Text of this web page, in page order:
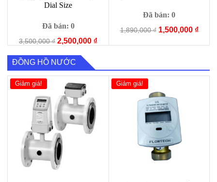
Dial Size
Đã bán: 0
3,500,000₫ Giá
là:
3,500,000 ₫.
2,500,000 ₫Giá
là:
2,500,000 ₫.
Đã bán: 0
1,890,000₫ Giá
1,500,000 ₫Giá
ĐỒNG HỒ NƯỚC
Giảm giá! Giảm giá!